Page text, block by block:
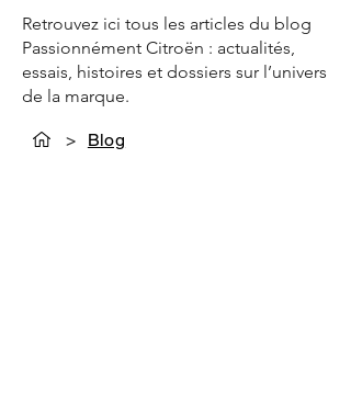
Retrouvez ici tous les articles du blog
Passionnément Citroën : actualités,
essais, histoires et dossiers sur l’univers
de la marque.
> Blog